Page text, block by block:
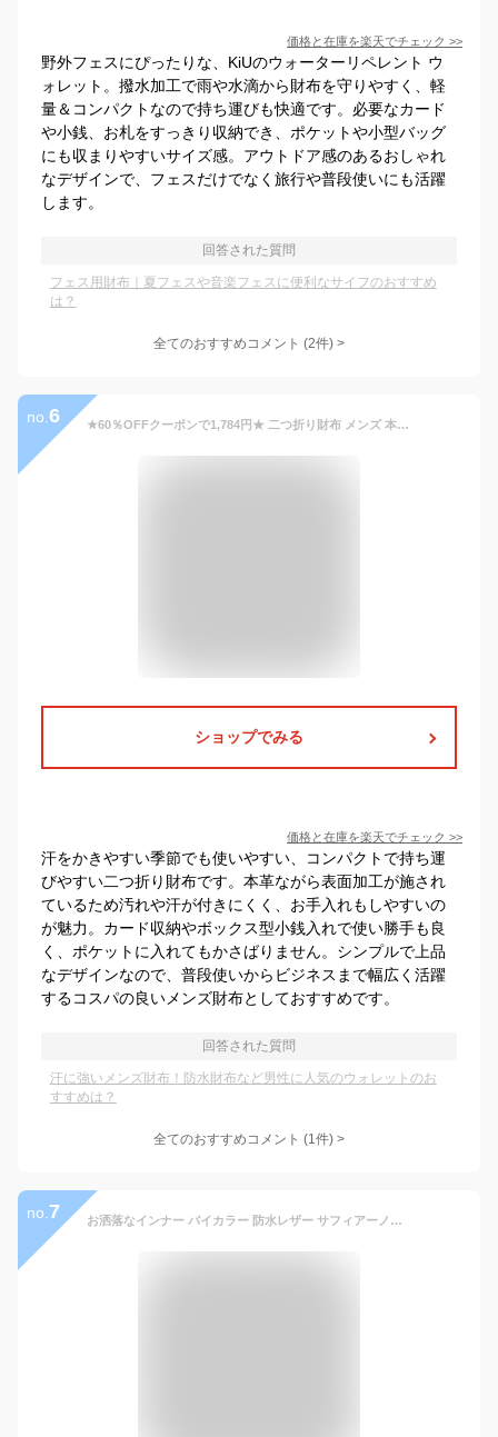
価格と在庫を楽天でチェック >>
野外フェスにぴったりな、KiUのウォーターリペレント ウ
ォレット。撥水加工で雨や水滴から財布を守りやすく、軽
量＆コンパクトなので持ち運びも快適です。必要なカード
や小銭、お札をすっきり収納でき、ポケットや小型バッグ
にも収まりやすいサイズ感。アウトドア感のあるおしゃれ
なデザインで、フェスだけでなく旅行や普段使いにも活躍
します。
回答された質問
フェス用財布｜夏フェスや音楽フェスに便利なサイフのおすすめ
は？
全てのおすすめコメント (2件) >
no. 6 ★60％OFFクーポンで1,784円★ 二つ折り財布 メンズ 本革 ブランド レザー 大容量 ボックス型 小銭入れあり 11ヶ所カード入れ 箱付き 光沢 スリム 薄型 box型小銭入れ 父の日 プレゼント 実用的 ギフト ラッピング対応 定年退職
ショップでみる
価格と在庫を楽天でチェック >>
汗をかきやすい季節でも使いやすい、コンパクトで持ち運
びやすい二つ折り財布です。本革ながら表面加工が施され
ているため汚れや汗が付きにくく、お手入れもしやすいの
が魅力。カード収納やボックス型小銭入れで使い勝手も良
く、ポケットに入れてもかさばりません。シンプルで上品
なデザインなので、普段使いからビジネスまで幅広く活躍
するコスパの良いメンズ財布としておすすめです。
回答された質問
汗に強いメンズ財布！防水財布など男性に人気のウォレットのお
すすめは？
全てのおすすめコメント (1件) >
no. 7 お洒落なインナー バイカラー 防水レザー サフィアーノレザー 2トーン SDGs リサイクル 生地 かっこいい メンズ 財布 二つ折り 折り財布